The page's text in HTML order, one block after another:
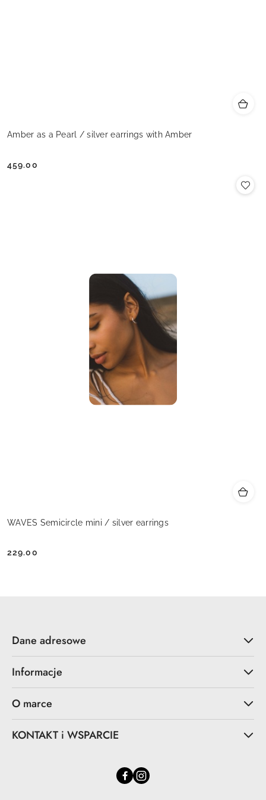
Amber as a Pearl / silver earrings with Amber
Cena:
459.00
WAVES Semicircle mini / silver earrings
Cena:
229.00
Dane adresowe
Informacje
O marce
KONTAKT i WSPARCIE